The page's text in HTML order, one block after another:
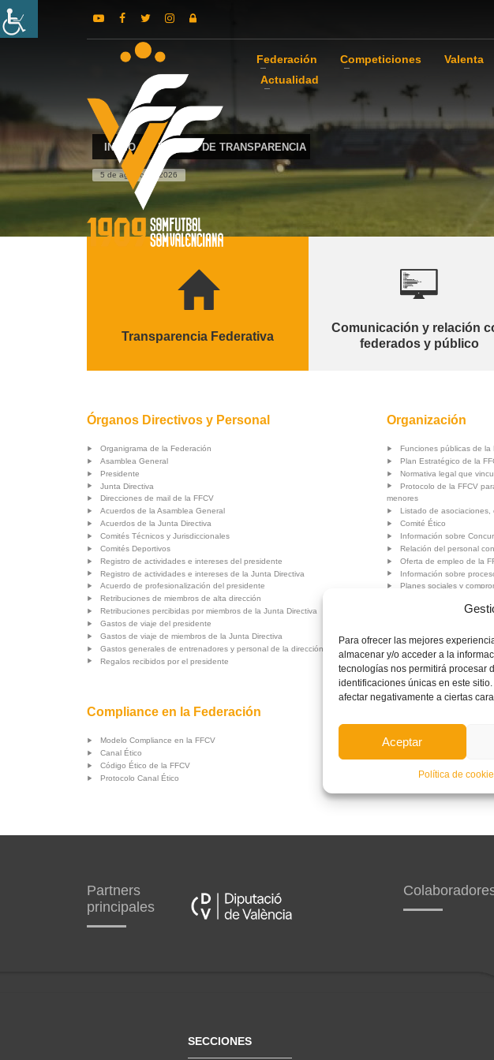
Para ofrecer las mejores
almacenar y/o acceder a la
tecnologías nos permitirá procesar
identificaciones únicas en este
afectar negativamente a ciertas
Aceptar
Política de
Federación Competiciones Valenta
Actualidad
INICIO PORTAL DE TRANSPARENCIA
5 de agosto de 2026
Transparencia Federativa
Comunicación y relación
federados y público
Órganos Directivos y Personal
Organigrama de la Federación
Asamblea General
Presidente
Junta Directiva
Direcciones de mail de la FFCV
Acuerdos de la Asamblea General
Acuerdos de la Junta Directiva
Comités Técnicos y Jurisdiccionales
Comités Deportivos
Registro de actividades e intereses del presidente
Registro de actividades e intereses de la Junta Directiva
Acuerdo de profesionalización del presidente
Retribuciones de miembros de alta dirección
Retribuciones percibidas por miembros de la Junta Directiva
Gastos de viaje del presidente
Gastos de viaje de miembros de la Junta Directiva
Gastos generales de entrenadores y personal de la dirección deportiva
Regalos recibidos por el presidente
Organización
Funciones públicas de la
Plan Estratégico de la
Normativa legal que
Protocolo de la FFCV
menores
Listado de asociaciones,
Comité Ético
Información sobre
Relación del personal
Oferta de empleo de la
Información sobre
Planes sociales y
Planes y compromisos
Política de calidad
Compliance en la Federación
Modelo Compliance en la FFCV
Canal Ético
Código Ético de la FFCV
Protocolo Canal Ético
Partners
principales
SECCIONES